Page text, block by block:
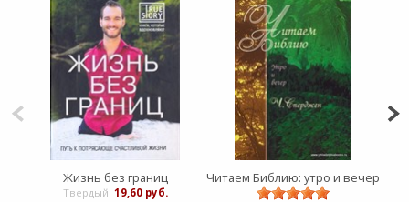
Жизнь без границ
Твердый: 19,60 руб.
Читаем Библию: утро и вечер